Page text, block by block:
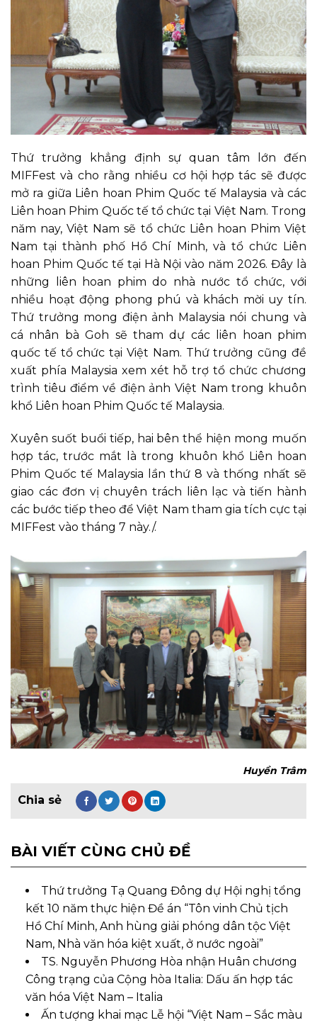
Thứ trưởng khẳng định sự quan tâm lớn đến
MIFFest và cho rằng nhiều cơ hội hợp tác sẽ được
mở ra giữa Liên hoan Phim Quốc tế Malaysia và các
Liên hoan Phim Quốc tế tổ chức tại Việt Nam. Trong
năm nay, Việt Nam sẽ tổ chức Liên hoan Phim Việt
Nam tại thành phố Hồ Chí Minh, và tổ chức Liên
hoan Phim Quốc tế tại Hà Nội vào năm 2026. Đây là
những liên hoan phim do nhà nước tổ chức, với
nhiều hoạt động phong phú và khách mời uy tín.
Thứ trưởng mong điện ảnh Malaysia nói chung và
cá nhân bà Goh sẽ tham dự các liên hoan phim
quốc tế tổ chức tại Việt Nam. Thứ trưởng cũng đề
xuất phía Malaysia xem xét hỗ trợ tổ chức chương
trình tiêu điểm về điện ảnh Việt Nam trong khuôn
khổ Liên hoan Phim Quốc tế Malaysia.
Xuyên suốt buổi tiếp, hai bên thể hiện mong muốn
hợp tác, trước mắt là trong khuôn khổ Liên hoan
Phim Quốc tế Malaysia lần thứ 8 và thống nhất sẽ
giao các đơn vị chuyên trách liên lạc và tiến hành
các bước tiếp theo để Việt Nam tham gia tích cực tại
MIFFest vào tháng 7 này./.
Huyền Trâm
BÀI VIẾT CÙNG CHỦ ĐỀ
Thứ trưởng Tạ Quang Đông dự Hội nghị tổng
kết 10 năm thực hiện Đề án “Tôn vinh Chủ tịch
Hồ Chí Minh, Anh hùng giải phóng dân tộc Việt
Nam, Nhà văn hóa kiệt xuất, ở nước ngoài”
TS. Nguyễn Phương Hòa nhận Huân chương
Công trạng của Cộng hòa Italia: Dấu ấn hợp tác
văn hóa Việt Nam – Italia
Ấn tượng khai mạc Lễ hội “Việt Nam – Sắc màu